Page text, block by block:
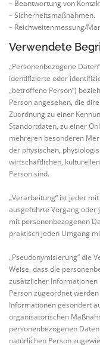
– Beantwortung von
– Sicherheitsmaßnahmen.
– Reichweitenmessung/
Verwendete
„Personenbezogene
identifizierte oder
„betroffene Person“)
Person angesehen, die
Zuordnung zu einer
Standortdaten, zu einer
mehreren besonderen
der physischen,
wirtschaftlichen,
Person sind.
„Verarbeitung“ ist jeder
ausgeführte Vorgang oder
mit personenbezogenen
praktisch jeden Umgang
„Pseudonymisierung“ die
Weise, dass die
zusätzlicher
Person zugeordnet
Informationen gesondert
organisatorischen
personenbezogenen
natürlichen Person